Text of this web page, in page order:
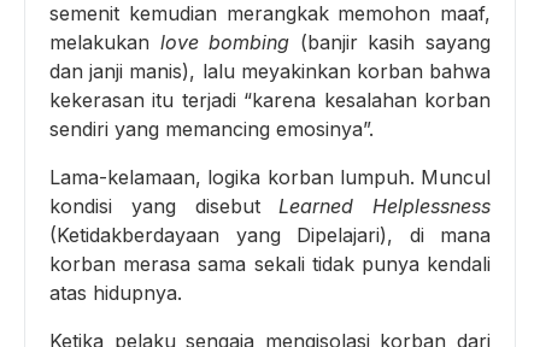
semenit kemudian merangkak memohon maaf,
melakukan love bombing (banjir kasih sayang
dan janji manis), lalu meyakinkan korban bahwa
kekerasan itu terjadi “karena kesalahan korban
sendiri yang memancing emosinya”.
Lama-kelamaan, logika korban lumpuh. Muncul
kondisi yang disebutLearned Helplessness
(Ketidakberdayaan yang Dipelajari), di mana
korban merasa sama sekali tidak punya kendali
atas hidupnya.
Ketika pelaku sengaja mengisolasi korban dari